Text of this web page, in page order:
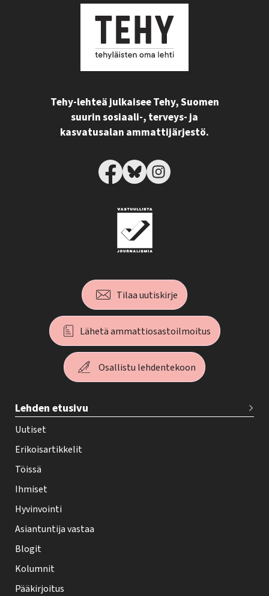
Tehy-lehteä julkaisee Tehy, Suomen
suurin sosiaali-, terveys- ja
kasvatusalan ammattijärjestö.
Tilaa uutiskirje
Lähetä ammattiosastoilmoitus
Osallistu lehdentekoon
e
h
y
-
e
h
t
i
f
o
Lehden etusivu
Uutiset
Erikoisartikkelit
Töissä
Ihmiset
Hyvinvointi
Asiantuntija vastaa
Blogit
Kolumnit
Pääkirjoitus